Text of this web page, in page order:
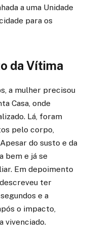
a uma Unidade
para os
da Vítima
a mulher precisou
Casa, onde
Lá, foram
pelo corpo,
do susto e da
bem e já se
Em depoimento
ter
e a
o impacto,
vivenciado.